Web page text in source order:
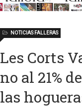
Les Corts
no al 21%
las
NOTICIAS FALLERAS